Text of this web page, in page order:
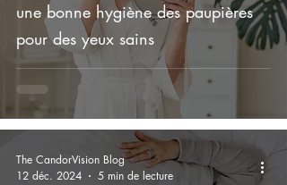
une bonne hygiène des paupières
pour des yeux sains
The CandorVision Blog
12 déc. 2024
5 min de lecture